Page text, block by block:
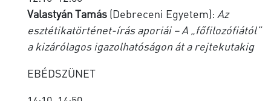
Valastyán Tamás (Debreceni Egyetem): Az
esztétikatörténet-írás aporiái – A „főfilozófiától”
a kizárólagos igazolhatóságon át a rejtekutakig
EBÉDSZÜNET